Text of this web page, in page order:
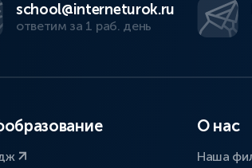
school@interneturok.ru
ответим за 1 раб. день
О нас
Наша